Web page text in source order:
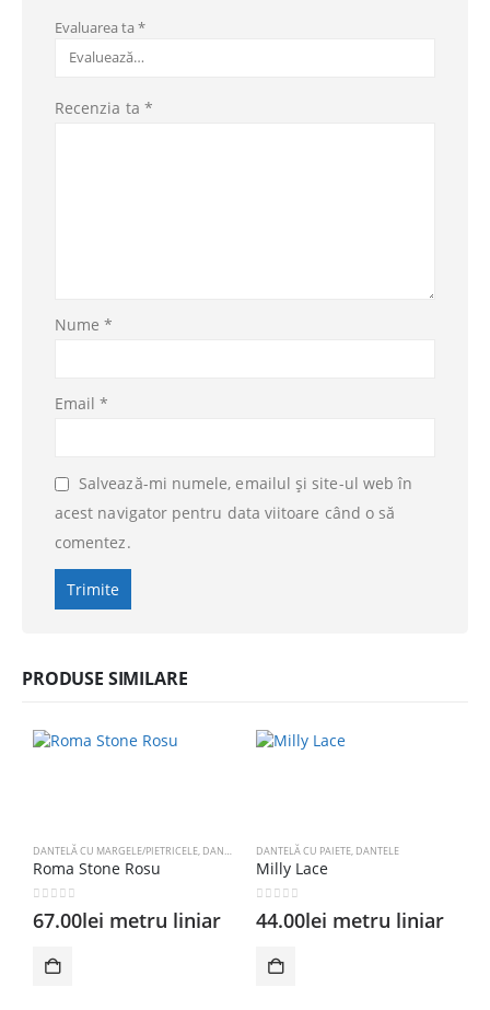
Evaluarea ta *
Recenzia ta *
Nume*
Email*
Salvează-mi numele, emailul și site-ul web în
acest navigator pentru data viitoare când o să
comentez.
PRODUSE SIMILARE
DANTELĂ CU MARGELE/PIETRICELE, DANTELE
Roma Stone Rosu
0out of 5
67.00lei metru liniar
DANTELĂ CU PAIETE, DANTELE
Milly Lace
0out of 5
44.00lei metru liniar